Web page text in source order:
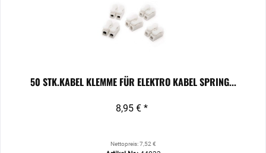
50 STK.KABEL KLEMME FÜR ELEKTRO KABEL SPRING...
8,95 € *
Nettopreis: 7,52 €